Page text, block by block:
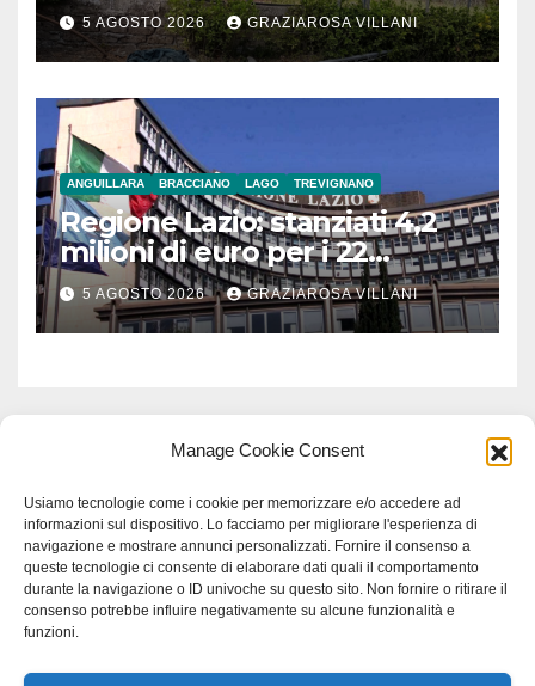
Manage Cookie Consent
Usiamo tecnologie come i cookie per memorizzare e/o accedere ad
informazioni sul dispositivo. Lo facciamo per migliorare l'esperienza di
navigazione e mostrare annunci personalizzati. Fornire il consenso a
queste tecnologie ci consente di elaborare dati quali il comportamento
durante la navigazione o ID univoche su questo sito. Non fornire o ritirare il
consenso potrebbe influire negativamente su alcune funzionalità e
funzioni.
5 AGOSTO 2026 GRAZIAROSA VILLANI
ANGUILLARA BRACCIANO LAGO TREVIGNANO
Regione Lazio: stanziati 4,2
milioni di euro per i 22
Comuni dell’Etruria
Meridionale
5 AGOSTO 2026 GRAZIAROSA VILLANI